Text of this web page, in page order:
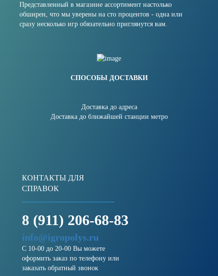
Представленный в магазине ассортимент настолько
обширен, что мы уверены на сто процентов - одна или
сразу несколько игр обязательно приглянутся вам.
СПОСОБЫ ДОСТАВКИ
Доставка до адреса
Доставка до ближайшей станции метро
КОНТАКТЫ ДЛЯ
СПРАВОК
8 (911) 206-68-83
info@igropolys.ru
С 10-00 до 20-00 Вы можете
оформить заказ по телефону или
заказать обратный звонок